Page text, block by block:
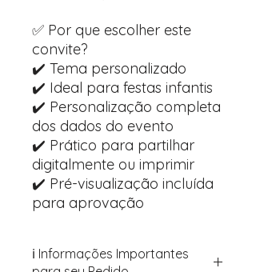
✅ Por que escolher este
convite?
✔️ Tema personalizado
✔️ Ideal para festas infantis
✔️ Personalização completa
dos dados do evento
✔️ Prático para partilhar
digitalmente ou imprimir
✔️ Pré-visualização incluída
para aprovação
ℹ️ Informações Importantes